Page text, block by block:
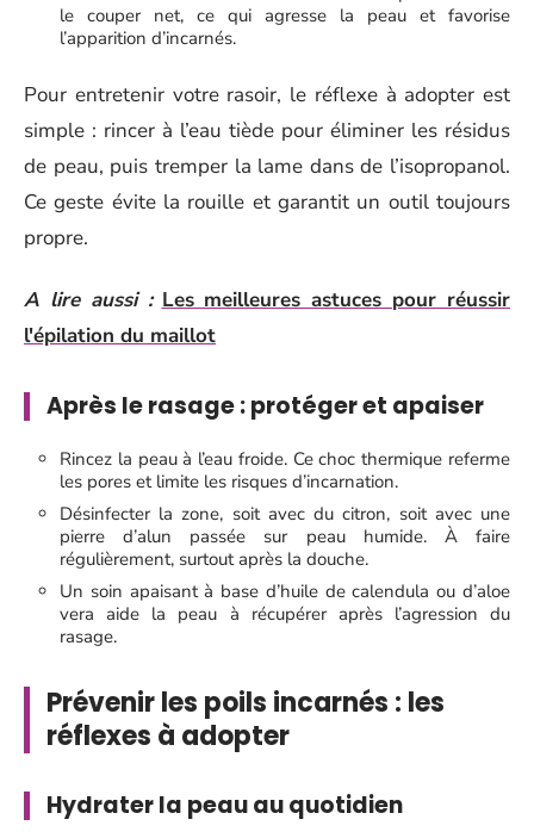
le couper net, ce qui agresse la peau et favorise
l’apparition d’incarnés.
Pour entretenir votre rasoir, le réflexe à adopter est
simple : rincer à l’eau tiède pour éliminer les résidus
de peau, puis tremper la lame dans de l’isopropanol.
Ce geste évite la rouille et garantit un outil toujours
propre.
A lire aussi : Les meilleures astuces pour réussir
l'épilation du maillot
Après le rasage : protéger et apaiser
Rincez la peau à l’eau froide. Ce choc thermique referme
les pores et limite les risques d’incarnation.
Désinfecter la zone, soit avec du citron, soit avec une
pierre d’alun passée sur peau humide. À faire
régulièrement, surtout après la douche.
Un soin apaisant à base d’huile de calendula ou d’aloe
vera aide la peau à récupérer après l’agression du
rasage.
Prévenir les poils incarnés : les
réflexes à adopter
Hydrater la peau au quotidien